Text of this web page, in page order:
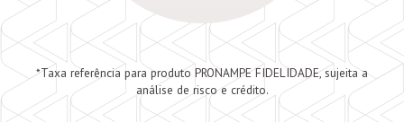
*Taxa referência para produto PRONAMPE FIDELIDADE, sujeita a
análise de risco e crédito.